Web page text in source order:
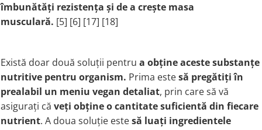
îmbunătăți rezistența și de a crește masa
musculară. [5] [6] [17] [18]
Există doar două soluții pentru a obține aceste substanțe
nutritive pentru organism. Prima estesă pregătiți în
prealabil un meniu vegan detaliat, prin care să vă
asigurați că veți obține o cantitate suficientă din fiecare
nutrient. A doua soluție estesă luați ingredientele